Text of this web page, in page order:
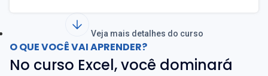
Veja mais detalhes do curso
O QUE VOCÊ VAI APRENDER?
No curso Excel, você dominará